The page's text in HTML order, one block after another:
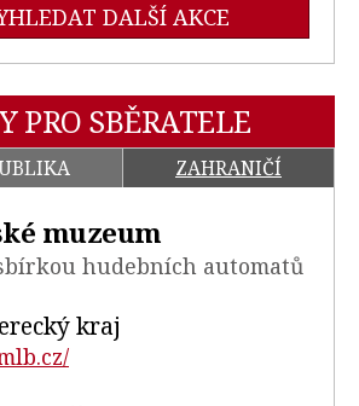
DALŠÍ AKCE
PRO SBĚRATELE
ZAHRANIČÍ
muzeum
hudebních automatů
kraj